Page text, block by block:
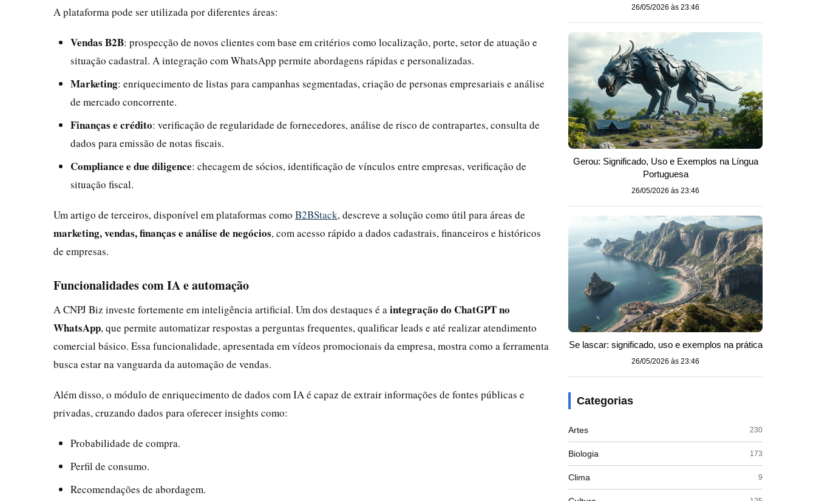
A plataforma pode ser utilizada por diferentes áreas:
Vendas B2B: prospecção de novos clientes com base em critérios como localização, porte, setor de atuação e
situação cadastral. A integração com WhatsApp permite abordagens rápidas e personalizadas.
Marketing: enriquecimento de listas para campanhas segmentadas, criação de personas empresariais e análise
de mercado concorrente.
Finanças e crédito: verificação de regularidade de fornecedores, análise de risco de contrapartes, consulta de
dados para emissão de notas fiscais.
Compliance e due diligence: checagem de sócios, identificação de vínculos entre empresas, verificação de
situação fiscal.
Um artigo de terceiros, disponível em plataformas como B2BStack, descreve a solução como útil para áreas de
marketing, vendas, finanças e análise de negócios, com acesso rápido a dados cadastrais, financeiros e históricos
de empresas.
Funcionalidades com IA e automação
A CNPJ Biz investe fortemente em inteligência artificial. Um dos destaques é a integração do ChatGPT no
WhatsApp, que permite automatizar respostas a perguntas frequentes, qualificar leads e até realizar atendimento
comercial básico. Essa funcionalidade, apresentada em vídeos promocionais da empresa, mostra como a ferramenta
busca estar na vanguarda da automação de vendas.
Além disso, o módulo de enriquecimento de dados com IA é capaz de extrair informações de fontes públicas e
privadas, cruzando dados para oferecer insights como:
Probabilidade de compra.
Perfil de consumo.
Recomendações de abordagem.
26/05/2026 às 23:46
Gerou: Significado, Uso e Exemplos na Língua
Portuguesa
26/05/2026 às 23:46
Se lascar: significado, uso e exemplos na prática
26/05/2026 às 23:46
Categorias
Artes 230
Biologia 173
Clima 9